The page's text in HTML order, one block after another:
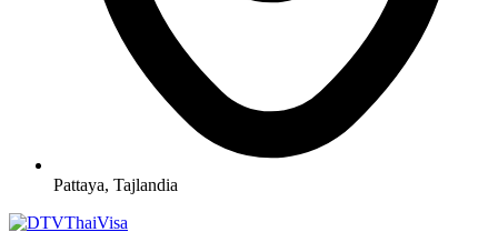
Pattaya, Tajlandia